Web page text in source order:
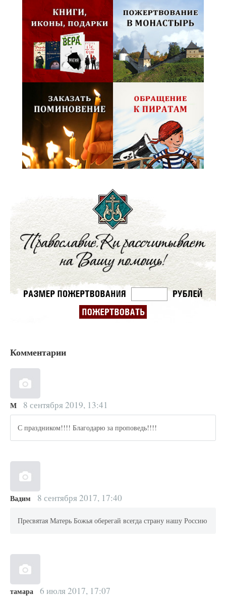
Комментарии
М 8 сентября 2019, 13:41
С праздником!!!! Благодарю за проповедь!!!!
Вадим 8 сентября 2017, 17:40
Пресвятая Матерь Божья оберегай всегда страну нашу Россию
тамара 6 июля 2017, 17:07